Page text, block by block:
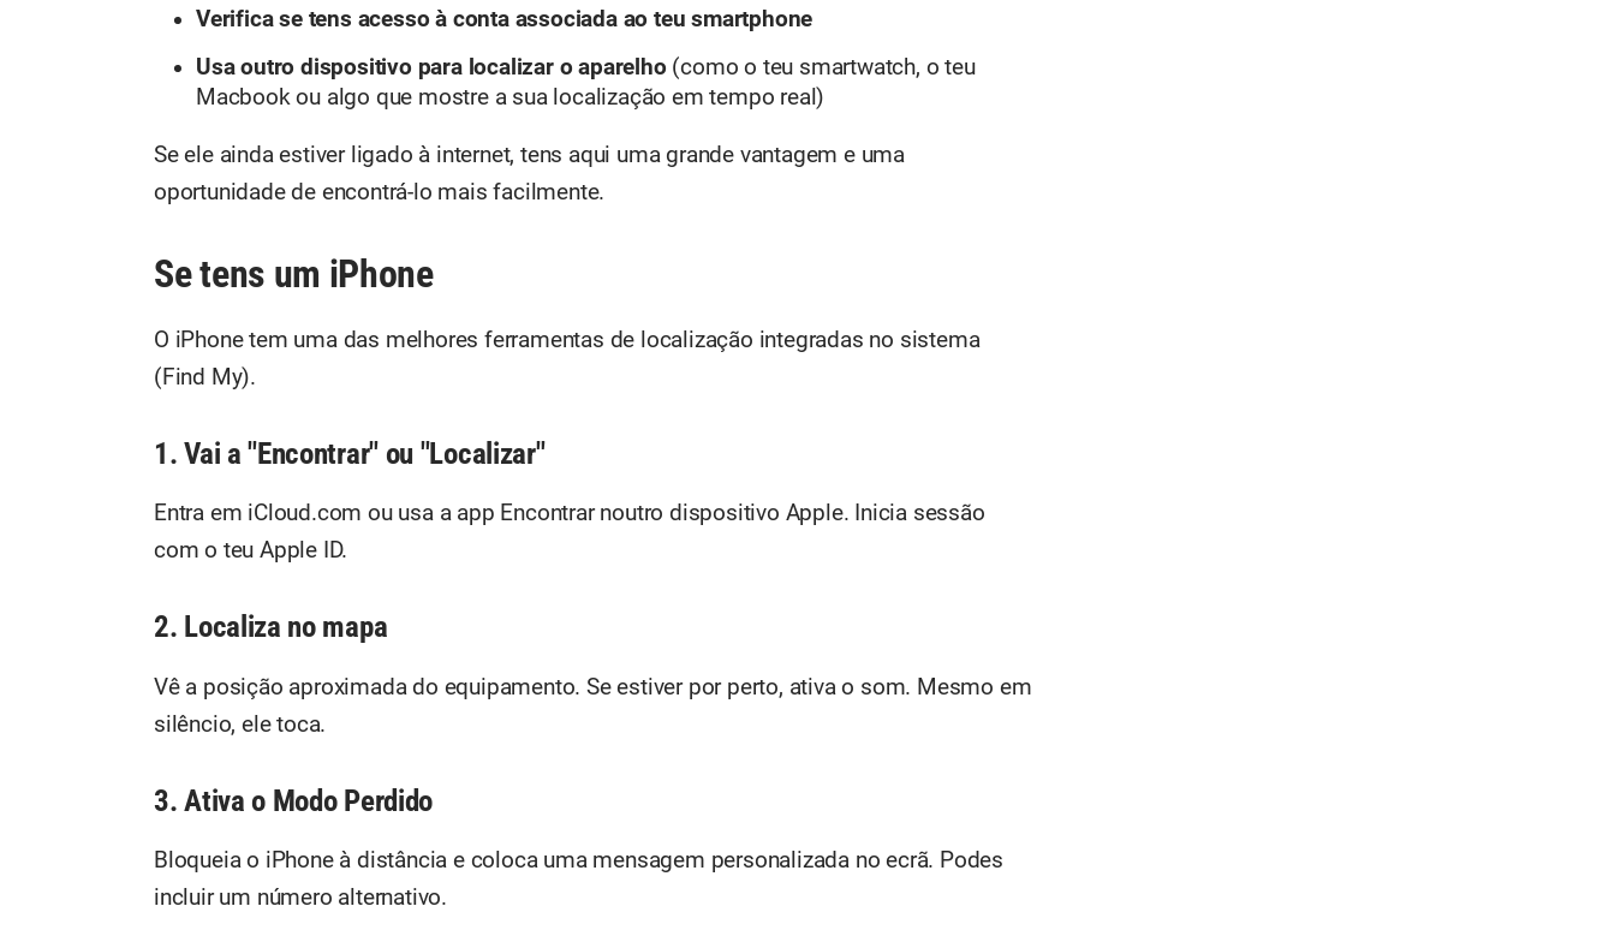
Verifica se tens acesso à conta associada ao teu smartphone
Usa outro dispositivo para localizar o aparelho (como o teu smartwatch, o teu
Macbook ou algo que mostre a sua localização em tempo real)
Se ele ainda estiver ligado à internet, tens aqui uma grande vantagem e uma
oportunidade de encontrá-lo mais facilmente.
Se tens um iPhone
O iPhone tem uma das melhores ferramentas de localização integradas no sistema
(Find My).
1. Vai a "Encontrar" ou "Localizar"
Entra em iCloud.com ou usa a app Encontrar noutro dispositivo Apple. Inicia sessão
com o teu Apple ID.
2. Localiza no mapa
Vê a posição aproximada do equipamento. Se estiver por perto, ativa o som. Mesmo em
silêncio, ele toca.
3. Ativa o Modo Perdido
Bloqueia o iPhone à distância e coloca uma mensagem personalizada no ecrã. Podes
incluir um número alternativo.